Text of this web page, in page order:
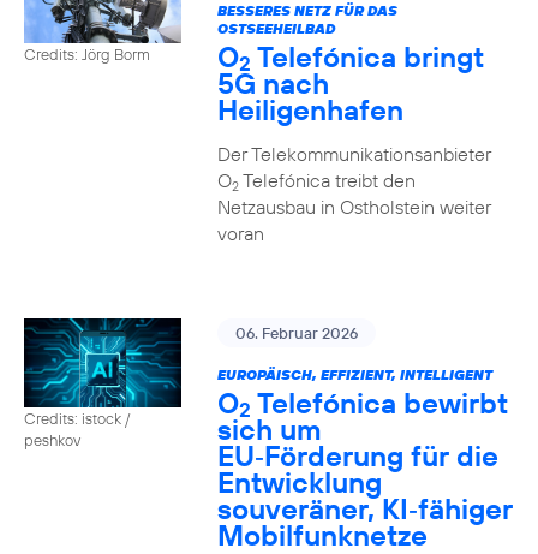
Credits: Jörg Borm
BESSERES NETZ FÜR DAS
OSTSEEHEILBAD
O2 Telefónica bringt
5G nach
Heiligenhafen
Der Telekommunikationsanbieter
O2Telefónica treibt den
Netzausbau in Ostholstein weiter
voran
Credits: istock /
peshkov
06. Februar 2026
EUROPÄISCH, EFFIZIENT, INTELLIGENT
O2 Telefónica bewirbt
sich um
EU‑Förderung für die
Entwicklung
souveräner, KI‑fähiger
Mobilfunknetze